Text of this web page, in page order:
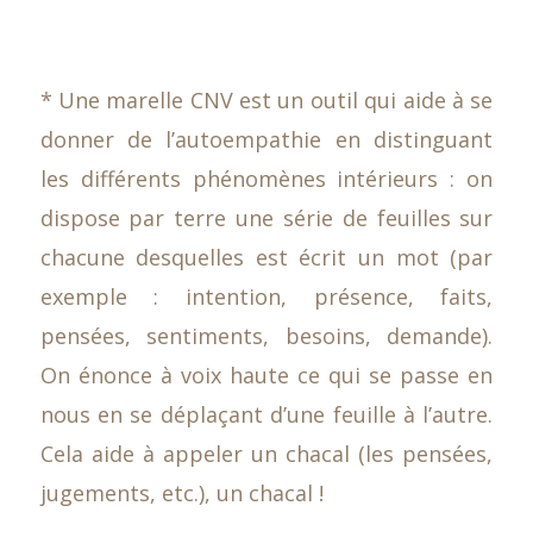
* Une marelle CNV est un outil qui aide à se
donner de l’autoempathie en distinguant
les différents phénomènes intérieurs : on
dispose par terre une série de feuilles sur
chacune desquelles est écrit un mot (par
exemple : intention, présence, faits,
pensées, sentiments, besoins, demande).
On énonce à voix haute ce qui se passe en
nous en se déplaçant d’une feuille à l’autre.
Cela aide à appeler un chacal (les pensées,
jugements, etc.), un chacal !